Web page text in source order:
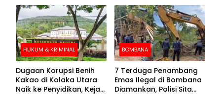
HUKUM & KRIMINAL
Dugaan Korupsi Benih
Kakao di Kolaka Utara
Naik ke Penyidikan, Kejari
BOMBANA
7 Terduga Penambang
Emas Ilegal di Bombana
Diamankan, Polisi Sita